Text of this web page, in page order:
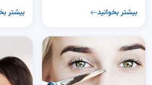
بیشتر بخوانید بیشتر